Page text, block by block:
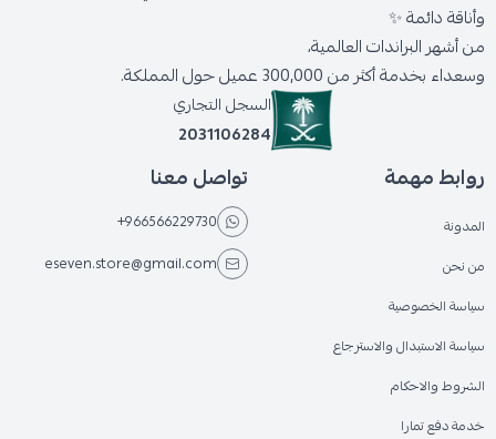
وأناقة دائمة ✨
من أشهر البراندات العالمية،
وسعداء بخدمة أكثر من 300,000 عميل حول المملكة.
السجل التجاري
2031106284
روابط مهمة
المدونة
من نحن
سياسة الخصوصية
سياسة الاستبدال والاسترجاع
الشروط والاحكام
خدمة دفع تمارا
تواصل معنا
+966566229730
eseven.store@gmail.com